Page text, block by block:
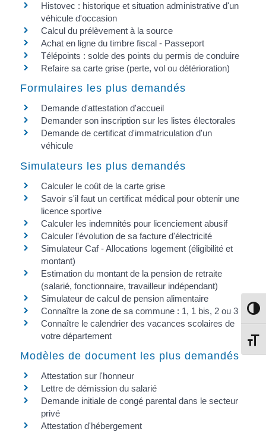
Histovec : historique et situation administrative d'un
véhicule d'occasion
Calcul du prélèvement à la source
Achat en ligne du timbre fiscal - Passeport
Télépoints : solde des points du permis de conduire
Refaire sa carte grise (perte, vol ou détérioration)
Formulaires les plus demandés
Demande d'attestation d'accueil
Demander son inscription sur les listes électorales
Demande de certificat d'immatriculation d'un
véhicule
Simulateurs les plus demandés
Calculer le coût de la carte grise
Savoir s'il faut un certificat médical pour obtenir une
licence sportive
Calculer les indemnités pour licenciement abusif
Calculer l'évolution de sa facture d'électricité
Simulateur Caf - Allocations logement (éligibilité et
montant)
Estimation du montant de la pension de retraite
(salarié, fonctionnaire, travailleur indépendant)
Simulateur de calcul de pension alimentaire
Connaître la zone de sa commune : 1, 1 bis, 2 ou 3
Connaître le calendrier des vacances scolaires de
votre département
Modèles de document les plus demandés
Attestation sur l'honneur
Lettre de démission du salarié
Demande initiale de congé parental dans le secteur
privé
Attestation d'hébergement